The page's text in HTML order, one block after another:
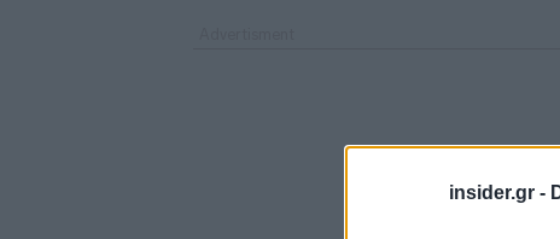
insider.gr -